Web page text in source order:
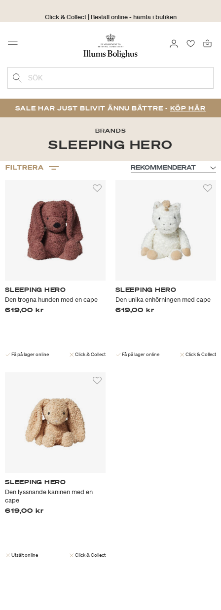
Click & Collect | Beställ online - hämta i butiken
30 dagars returrätt
Menu LOGGA IN
SÖK
SALE HAR JUST BLIVIT ÄNNU BÄTTRE - KÖP HÄR
BRANDS
SLEEPING HERO
FILTRERA
SLEEPING HERO
Den trogna hunden med en cape
619,00 kr
Få på lager online Click & Collect
SLEEPING HERO
Den unika enhörningen med cape
619,00 kr
Få på lager online Click & Collect
SLEEPING HERO
Den lyssnande kaninen med en
cape
619,00 kr
Utsålt online Click & Collect